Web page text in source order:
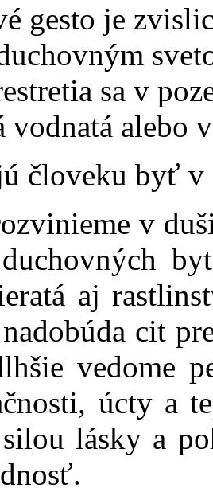
gesto je
sa v
vodnatá alebo
človeku byť v
v
aj
cit
vedome
úcty a
lásky a